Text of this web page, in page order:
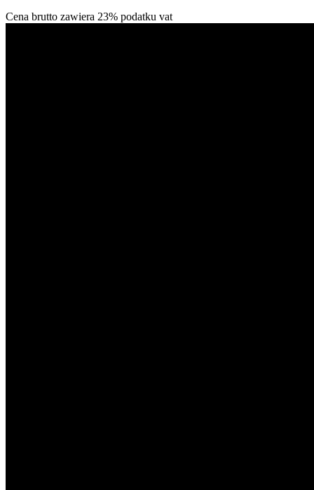
Cena brutto zawiera 23% podatku vat